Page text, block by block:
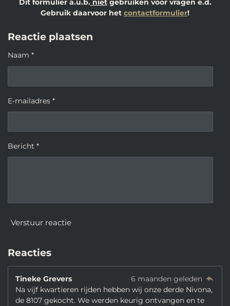
Dit formulier a.u.b.nietgebruiken voor vragen e.d.
Gebruik daarvoor het contactformulier!
Reactie plaatsen
Naam *
E-mailadres *
Bericht *
Verstuur reactie
Reacties
Tineke Grevers
6 maanden geleden
Na vijf kwartieren rijden hebben wij onze derde Nivona,
de 8107 gekocht. We werden keurig ontvangen en te